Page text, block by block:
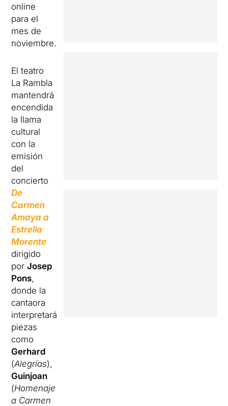
online
para el
mes de
noviembre.
El teatro
La Rambla
mantendrá
encendida
la llama
cultural
con la
emisión
del
concierto
De
Carmen
Amaya a
Estrella
Morente
dirigido
porJosep
Pons,
donde la
cantaora
interpretará
piezas
como
Gerhard
(Alegrías),
Guinjoan
(Homenaje
a Carmen